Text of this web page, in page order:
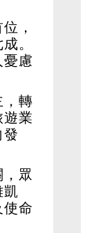
，
。
慮
，轉
業
發
眾
凱
命